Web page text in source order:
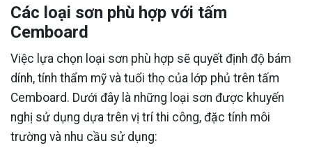
Các loại sơn phù hợp với tấm
Cemboard
Việc lựa chọn loại sơn phù hợp sẽ quyết định độ bám
dính, tính thẩm mỹ và tuổi thọ của lớp phủ trên tấm
Cemboard. Dưới đây là những loại sơn được khuyến
nghị sử dụng dựa trên vị trí thi công, đặc tính môi
trường và nhu cầu sử dụng: